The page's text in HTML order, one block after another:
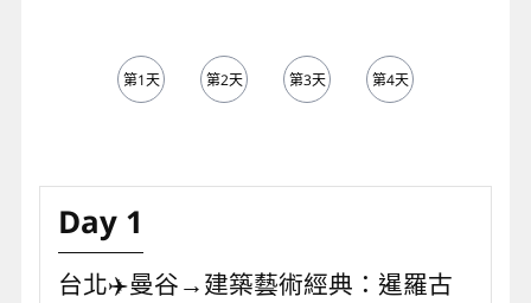
第1天 第2天 第3天 第4天
Day 1
台北✈️曼谷→建築藝術經典：暹羅古